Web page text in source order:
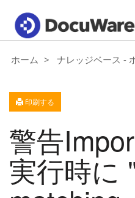
ホーム ナレッジベース -
印刷する
警告
実行時に